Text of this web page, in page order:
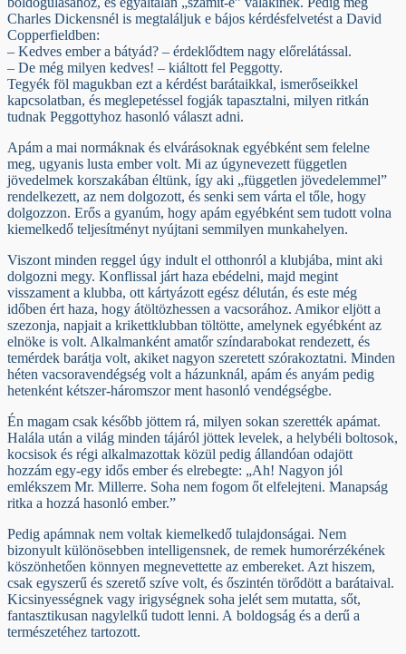
Charles Dickensnél is megtaláljuk e bájos kérdésfelvetést a David
Copperfieldben:
– Kedves ember a bátyád? – érdeklődtem nagy előrelátással.
– De még milyen kedves! – kiáltott fel Peggotty.
Tegyék föl magukban ezt a kérdést barátaikkal, ismerőseikkel
kapcsolatban, és meglepetéssel fogják tapasztalni, milyen ritkán
tudnak Peggottyhoz hasonló választ adni.
Apám a mai normáknak és elvárásoknak egyébként sem felelne
meg, ugyanis lusta ember volt. Mi az úgynevezett független
jövedelmek korszakában éltünk, így aki „független jövedelemmel”
rendelkezett, az nem dolgozott, és senki sem várta el tőle, hogy
dolgozzon. Erős a gyanúm, hogy apám egyébként sem tudott volna
kiemelkedő teljesítményt nyújtani semmilyen munkahelyen.
Viszont minden reggel úgy indult el otthonról a klubjába, mint aki
dolgozni megy. Konflissal járt haza ebédelni, majd megint
visszament a klubba, ott kártyázott egész délután, és este még
időben ért haza, hogy átöltözhessen a vacsorához. Amikor eljött a
szezonja, napjait a krikettklubban töltötte, amelynek egyébként az
elnöke is volt. Alkalmanként amatőr színdarabokat rendezett, és
temérdek barátja volt, akiket nagyon szeretett szórakoztatni. Minden
héten vacsoravendégség volt a házunknál, apám és anyám pedig
hetenként kétszer-háromszor ment hasonló vendégségbe.
Én magam csak később jöttem rá, milyen sokan szerették apámat.
Halála után a világ minden tájáról jöttek levelek, a helybéli boltosok,
kocsisok és régi alkalmazottak közül pedig állandóan odajött
hozzám egy-egy idős ember és elrebegte: „Ah! Nagyon jól
emlékszem Mr. Millerre. Soha nem fogom őt elfelejteni. Manapság
ritka a hozzá hasonló ember.”
Pedig apámnak nem voltak kiemelkedő tulajdonságai. Nem
bizonyult különösebben intelligensnek, de remek humorérzékének
köszönhetően könnyen megnevettette az embereket. Azt hiszem,
csak egyszerű és szerető szíve volt, és őszintén törődött a barátaival.
Kicsinyességnek vagy irigységnek soha jelét sem mutatta, sőt,
fantasztikusan nagylelkű tudott lenni. A boldogság és a derű a
természetéhez tartozott.